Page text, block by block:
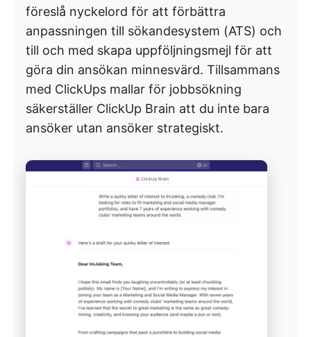
föreslå nyckelord för att förbättra
anpassningen till sökandesystem (ATS) och
till och med skapa uppföljningsmejl för att
göra din ansökan minnesvärd. Tillsammans
med ClickUps mallar för jobbsökning
säkerställer ClickUp Brain att du inte bara
ansöker utan ansöker strategiskt.